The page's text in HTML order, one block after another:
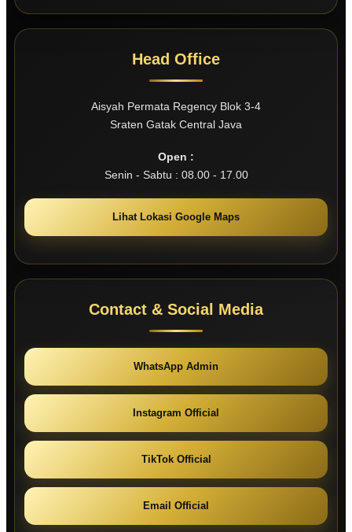
Head Office
Aisyah Permata Regency Blok 3-4
Sraten Gatak Central Java
Open :
Senin - Sabtu : 08.00 - 17.00
Lihat Lokasi Google Maps
Contact & Social Media
WhatsApp Admin
Instagram Official
TikTok Official
Email Official